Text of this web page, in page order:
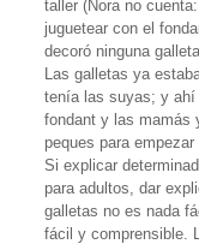
taller (Nora no
juguetear con el
decoró ninguna
Las galletas ya
tenía las suyas; y ahí
fondant y las mamás
peques para empezar
Si explicar
para adultos, dar
galletas no es nada
fácil y comprensible.